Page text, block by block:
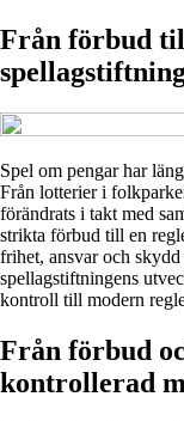
Från förbud
Spel om pengar har
Från lotterier i
förändrats i takt med
strikta förbud till en
frihet, ansvar och
spellagstiftningens
kontroll till modern
Från förbud
kontrollerad